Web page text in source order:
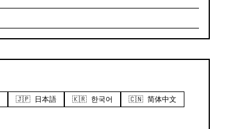
🇯🇵 日本語 🇰🇷 한국어
🇨🇳 简体中文